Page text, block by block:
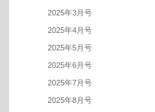
2025年3月号
2025年4月号
2025年5月号
2025年6月号
2025年7月号
2025年8月号